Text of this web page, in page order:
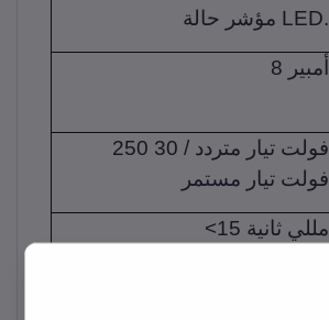
مؤشر حالة LED.
8 أمبير
250 فولت تيار متردد / 30
فولت تيار مستمر
<15 مللي ثانية